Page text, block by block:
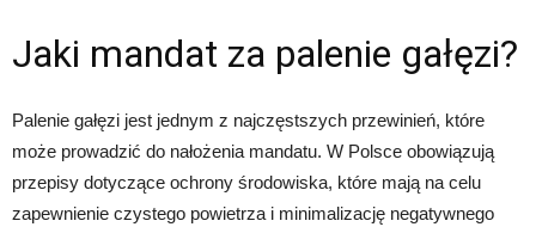
Jaki mandat za palenie gałęzi?
Palenie gałęzi jest jednym z najczęstszych przewinień, które
może prowadzić do nałożenia mandatu. W Polsce obowiązują
przepisy dotyczące ochrony środowiska, które mają na celu
zapewnienie czystego powietrza i minimalizację negatywnego